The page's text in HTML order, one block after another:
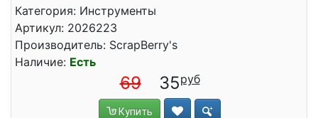
Категория: Инструменты
Артикул: 2026223
Производитель: ScrapBerry's
Наличие: Есть
69 35
Купить